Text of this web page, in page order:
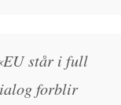
står i full
forblir